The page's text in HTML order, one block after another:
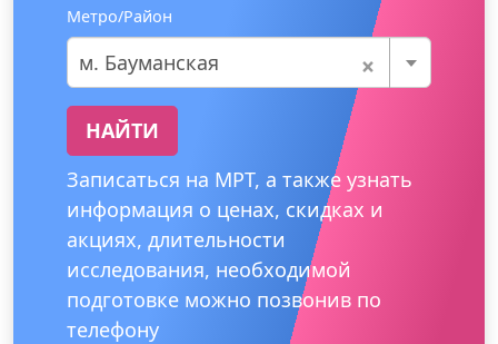
Метро/Район
×
м. Бауманская
НАЙТИ
Записаться на МРТ, а также узнать
информация о ценах, скидках и
акциях, длительности
исследования, необходимой
подготовке можно позвонив по
телефону